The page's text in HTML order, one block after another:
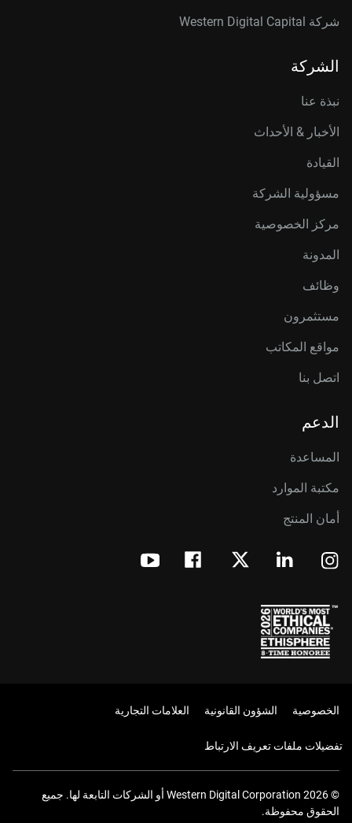
شركة Western Digital Capital
الشركة
نبذة عنا
الأخبار & الأحداث
القيادة
مسؤولية الشركة
مركز الخصوصية
المدونة
وظائف
مستثمرون
مواقع المكاتب
اتصل بنا
الدعم
المساعدة
مكتبة الموارد
أمان المنتج
الخصوصية الشؤون القانونية العلامات التجارية
تفضيلات ملفات تعريف الارتباط
© 2026 Western Digital Corporation أو الشركات التابعة لها. جميع
الحقوق محفوظة.